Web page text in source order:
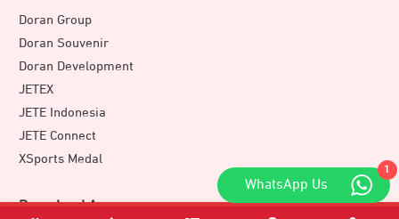
Doran Group
Doran Souvenir
Doran Development
JETEX
JETE Indonesia
JETE Connect
XSports Medal
Download Apps
1
WhatsApp Us